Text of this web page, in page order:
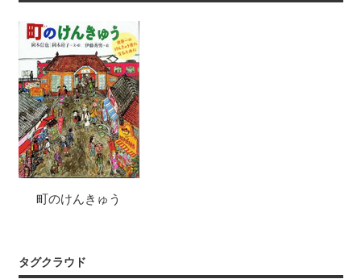
町のけんきゅう
タグクラウド